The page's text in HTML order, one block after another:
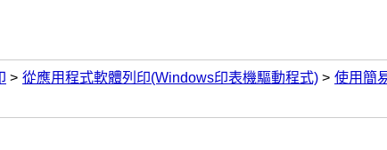
從應用程式軟體列印(Windows印表機驅動程式) 使用簡